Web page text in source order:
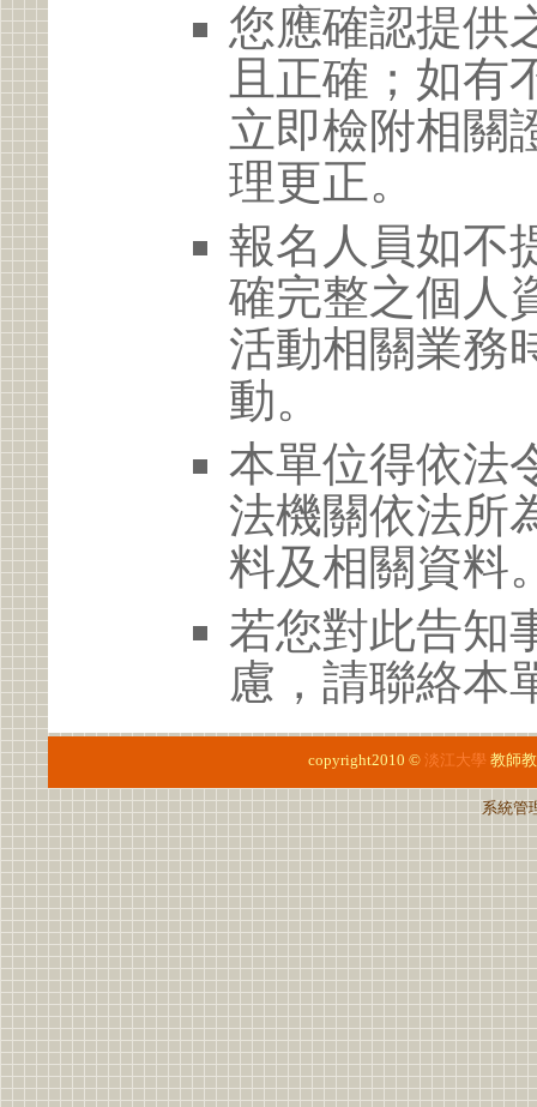
您應確認提供
且正確；如有
立即檢附相關
理更正。
報名人員如不
確完整之個人
活動相關業務
動。
本單位得依法
法機關依法所
料及相關資料
若您對此告知
慮，請聯絡本
copyright2010 © 淡江大學 教師
系統管